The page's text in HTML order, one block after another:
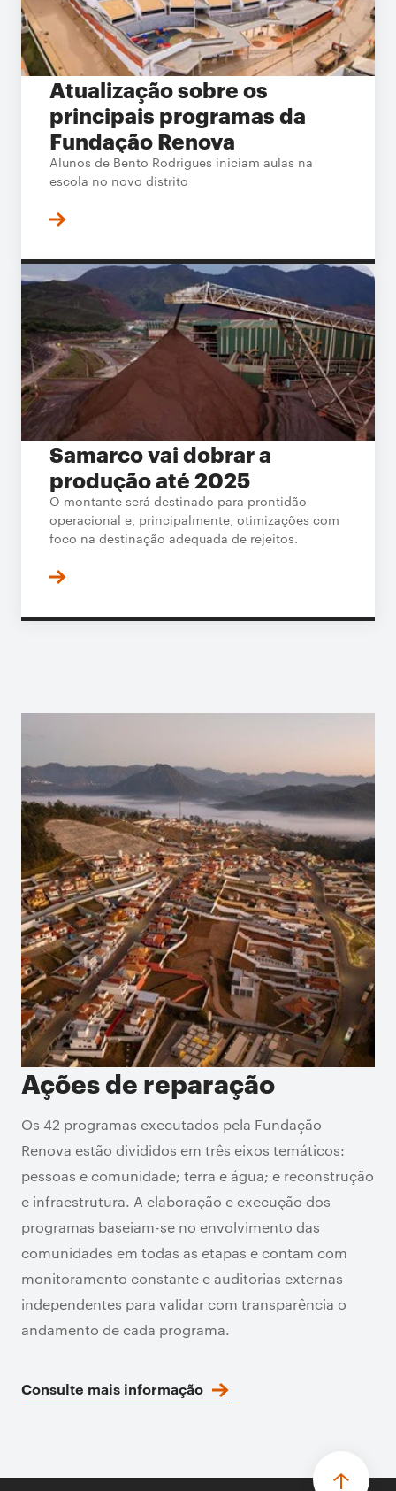
Atualização sobre os
principais programas da
Fundação Renova
Alunos de Bento Rodrigues iniciam aulas na
escola no novo distrito
Samarco vai dobrar a
produção até 2025
O montante será destinado para prontidão
operacional e, principalmente, otimizações com
foco na destinação adequada de rejeitos.
Ações de reparação
Os 42 programas executados pela Fundação
Renova estão divididos em três eixos temáticos:
pessoas e comunidade; terra e água; e reconstrução
e infraestrutura. A elaboração e execução dos
programas baseiam-se no envolvimento das
comunidades em todas as etapas e contam com
monitoramento constante e auditorias externas
independentes para validar com transparência o
andamento de cada programa.
Consulte mais informação